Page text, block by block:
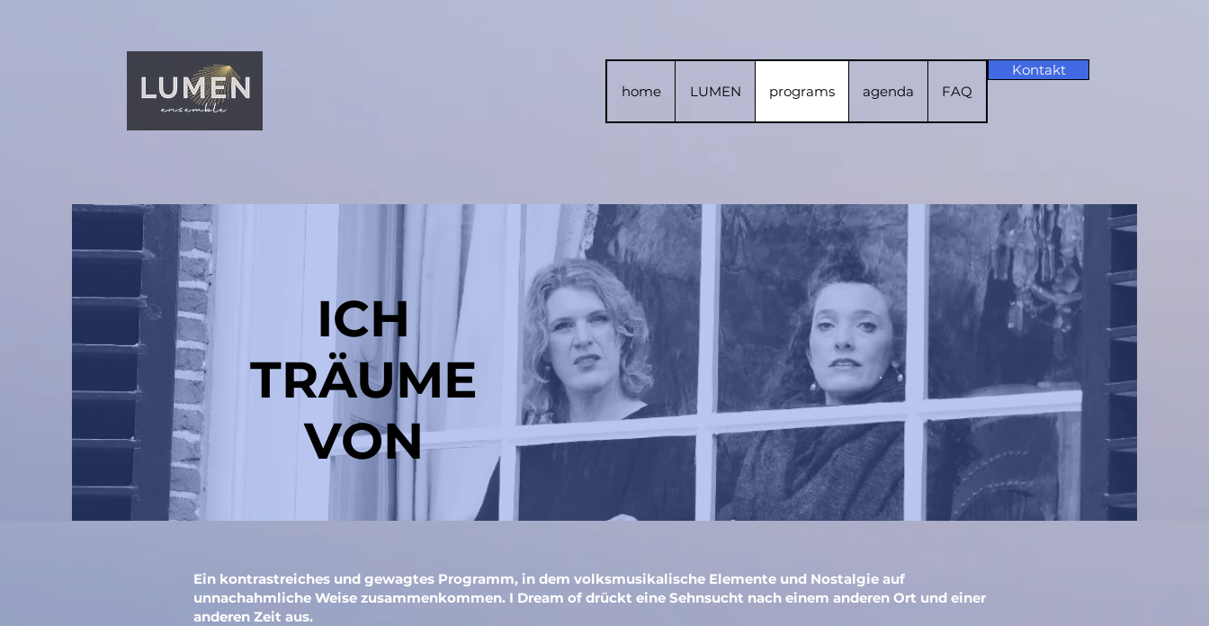
home LUMEN programs agenda FAQ
Kontakt
ICH
TRÄUME
VON
Ein kontrastreiches und gewagtes Programm, in dem volksmusikalische Elemente und Nostalgie auf
unnachahmliche Weise zusammenkommen. I Dream of drückt eine Sehnsucht nach einem anderen Ort und einer
anderen Zeit aus.